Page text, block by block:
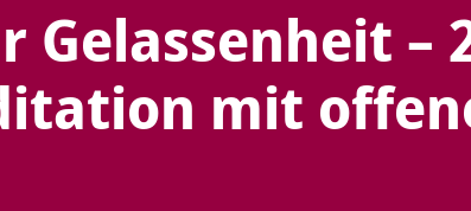
Gelassenheit –
mit